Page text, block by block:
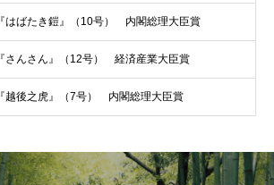
『はばたき鎧』（10号） 内閣総理大臣賞
『さんさん』（12号） 経済産業大臣賞
『越後之虎』（7号） 内閣総理大臣賞